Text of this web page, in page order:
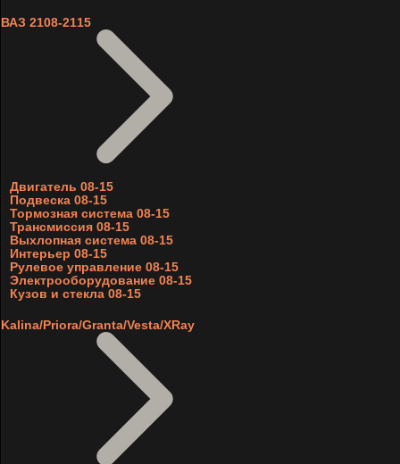
ВАЗ 2108-2115
Двигатель 08-15
Подвеска 08-15
Тормозная система 08-15
Трансмиссия 08-15
Выхлопная система 08-15
Интерьер 08-15
Рулевое управление 08-15
Электрооборудование 08-15
Кузов и стекла 08-15
Kalina/Priora/Granta/Vesta/XRay